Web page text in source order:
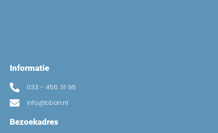
Informatie
033 - 456 31 95
info@bban.nl
Bezoekadres